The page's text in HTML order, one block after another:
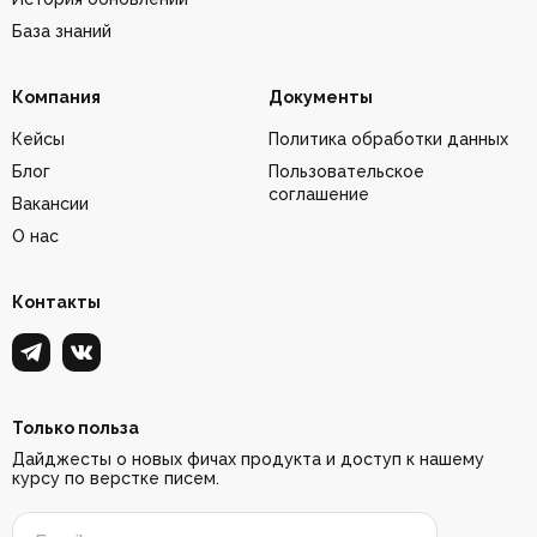
База знаний
Компания
Кейсы
Блог
Вакансии
О нас
Документы
Политика обработки данных
Пользовательское
соглашение
Контакты
Только польза
Дайджесты о новых фичах продукта и доступ к нашему
курсу по верстке писем.